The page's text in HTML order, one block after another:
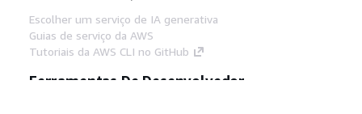
Escolher um serviço de IA generativa
Guias de serviço da AWS
Tutoriais da AWS CLI no GitHub
Ferramentas De Desenvolvedor